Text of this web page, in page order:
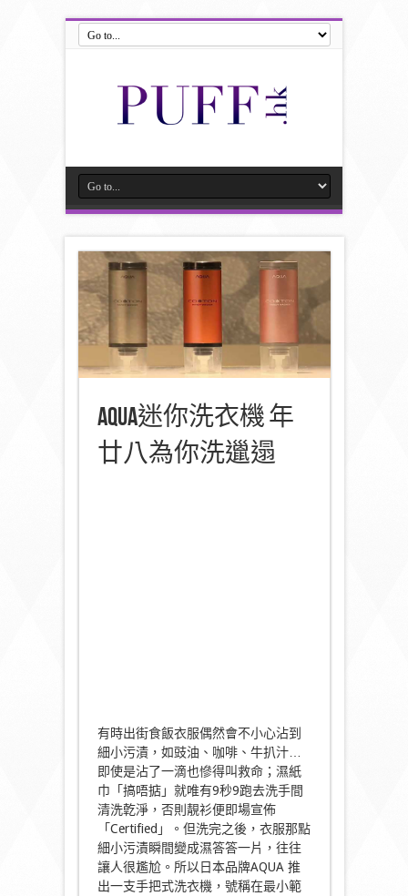
AQUA迷你洗衣機 年
廿八為你洗邋遢
有時出街食飯衣服偶然會不小心沾到
細小污漬，如豉油、咖啡、牛扒汁…
即使是沾了一滴也慘得叫救命；濕紙
巾「搞唔掂」就唯有9秒9跑去洗手間
清洗亁淨，否則靚衫便即場宣佈
「Certified」。但洗完之後，衣服那點
細小污漬瞬間變成濕答答一片，往往
讓人很尷尬。所以日本品牌AQUA 推
出一支手把式洗衣機，號稱在最小範